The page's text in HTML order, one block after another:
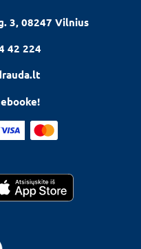
3, 08247 Vilnius
42 224